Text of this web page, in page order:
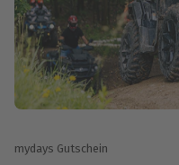
mydays Gutschein